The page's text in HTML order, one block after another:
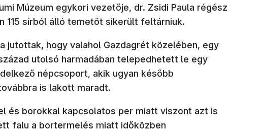
Múzeum egykori vezetője, dr. Zsidi Paula régész
115 sírból álló temetőt sikerült feltárniuk.
jutottak, hogy valahol Gazdagrét közelében, egy
utolsó harmadában telepedhetett le egy
népcsoport, akik ugyan később
is lakott maradt.
és borokkal kapcsolatos per miatt viszont azt is
falu a bortermelés miatt időközben